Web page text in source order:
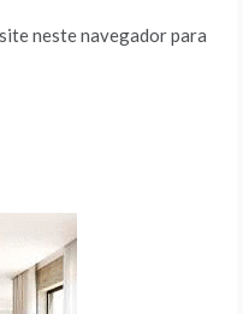
neste navegador para